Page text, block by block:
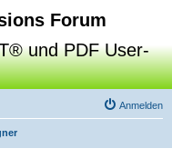
Forum
und PDF User-
Anmelden